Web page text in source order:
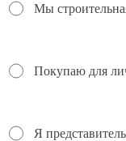
Мы
Покупаю для
Я